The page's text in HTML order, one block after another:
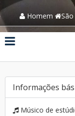
Homem
Informações
Músico de